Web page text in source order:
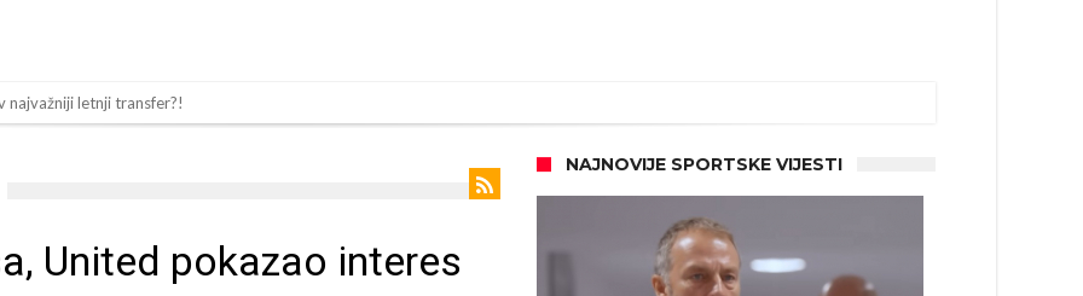
letnji transfer?!
Madrid. Ovo su tri nova pravila
zbog navoda o nasilju u porodici
United pokazao interes
NAJNOVIJE SPORTSKE VIJESTI